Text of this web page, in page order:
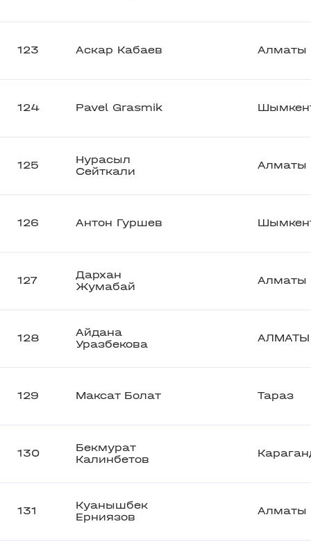
123 Аскар Кабаев Алматы
124 Pavel Grasmik
125
Нурасыл
Сейткали
Алматы
126 Антон Гуршев
127
Дархан
Жумабай
Алматы
128
Айдана
Уразбекова
АЛМАТЫ
129 Максат Болат Тараз
130
Бекмурат
Калинбетов
131
Куанышбек
Ерниязов
Алматы